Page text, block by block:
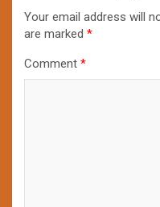
Your email address will
are marked *
Comment *